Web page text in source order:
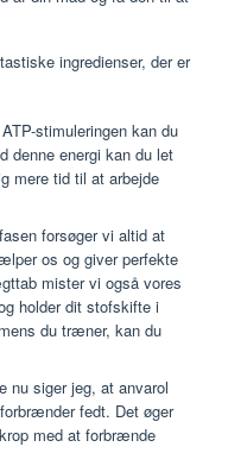
ingredienser, der er
stimuleringen kan du
denne energi kan du let
mere tid til at arbejde
forsøger vi altid at
os og giver perfekte
mister vi også vores
holder dit stofskifte i
du træner, kan du
nu siger jeg, at anvarol
fedt. Det øger
med at forbrænde